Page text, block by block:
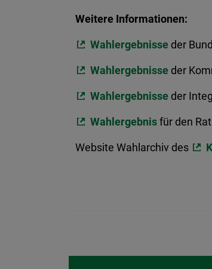
Weitere Informationen:
Wahlergebnisse der
Wahlergebnisse der
Wahlergebnisse der
Wahlergebnisfür den
Website Wahlarchiv des